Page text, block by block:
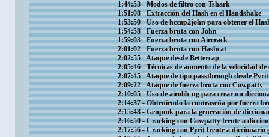
1:44:53​ - Modos de filtro con Tshark
1:51:08​ - Extracción del Hash en el Handshake
1:53:50​ - Uso de hccap2john para obtener el
1:54:58​ - Fuerza bruta con John
1:59:03​ - Fuerza bruta con Aircrack
2:01:02​ - Fuerza bruta con Hashcat
2:02:55​ - Ataque desde Bettercap
2:05:46​ - Técnicas de aumento de la velocidad
2:07:45​ - Ataque de tipo passthrough desde Pyrit
2:09:22​ - Ataque de fuerza bruta con Cowpatty
2:10:05​ - Uso de airolib-ng para crear un
2:14:37​ - Obteniendo la contraseña por fuerza
2:15:48​ - Genpmk para la generación de
2:16:50​ - Cracking con Cowpatty frente a
2:17:56​ - Cracking con Pyrit frente a diccionario